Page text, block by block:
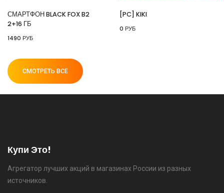
⚡ 55" Телевизор Digma DM-LED55UQB31 QLED,
СМАРТФОН BLACK FOX B2
2+16 ГБ
1490 РУБ
[PC] KIKI
0 РУБ
СМОТРЕТЬ ВСЕ
Купи Это!
Агрегатор лучших акций в магазинах России из разных
источников.